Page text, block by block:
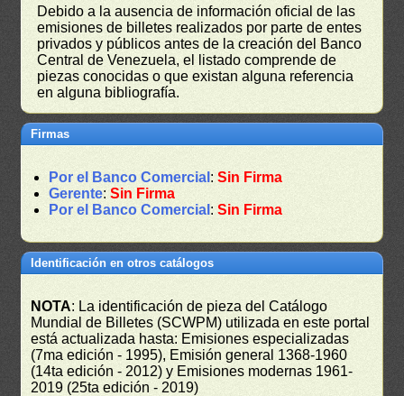
Debido a la ausencia de información oficial de las
emisiones de billetes realizados por parte de entes
privados y públicos antes de la creación del Banco
Central de Venezuela, el listado comprende de
piezas conocidas o que existan alguna referencia
en alguna bibliografía.
Firmas
Por el Banco Comercial :Sin Firma
Gerente:Sin Firma
Por el Banco Comercial :Sin Firma
Identificación en otros catálogos
NOTA: La identificación de pieza del Catálogo
Mundial de Billetes (SCWPM) utilizada en este portal
está actualizada hasta: Emisiones especializadas
(7ma edición - 1995), Emisión general 1368-1960
(14ta edición - 2012) y Emisiones modernas 1961-
2019 (25ta edición - 2019)